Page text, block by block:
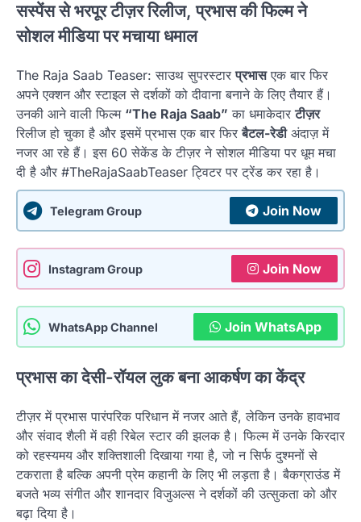
सस्पेंस से भरपूर टीज़र रिलीज, प्रभास की फिल्म ने
सोशल मीडिया पर मचाया धमाल
The Raja Saab Teaser: साउथ सुपरस्टारप्रभासएक बार फिर
अपने एक्शन और स्टाइल से दर्शकों को दीवाना बनाने के लिए तैयार हैं।
उनकी आने वाली फिल्म “The Raja Saab” का धमाकेदारटीज़र
रिलीज हो चुका है और इसमें प्रभास एक बार फिरबैटल-रेडीअंदाज़ में
नजर आ रहे हैं। इस 60 सेकेंड के टीज़र ने सोशल मीडिया पर धूम मचा
दी है और #TheRajaSaabTeaser ट्विटर पर ट्रेंड कर रहा है।
Telegram Group Join Now
Instagram Group Join Now
WhatsApp Channel Join WhatsApp
प्रभास का देसी-रॉयल लुक बना आकर्षण का केंद्र
टीज़र में प्रभास पारंपरिक परिधान में नजर आते हैं, लेकिन उनके हावभाव
और संवाद शैली में वही रिबेल स्टार की झलक है। फिल्म में उनके किरदार
को रहस्यमय और शक्तिशाली दिखाया गया है, जो न सिर्फ दुश्मनों से
टकराता है बल्कि अपनी प्रेम कहानी के लिए भी लड़ता है। बैकग्राउंड में
बजते भव्य संगीत और शानदार विजुअल्स ने दर्शकों की उत्सुकता को और
बढ़ा दिया है।